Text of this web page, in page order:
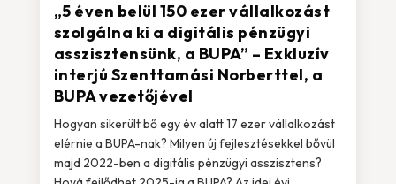
„5 éven belül 150 ezer vállalkozást
szolgálna ki a digitális pénzügyi
asszisztensünk, a BUPA” – Exkluzív
interjú Szenttamási Norberttel, a
BUPA vezetőjével
Hogyan sikerült bő egy év alatt 17 ezer vállalkozást
elérnie a BUPA-nak? Milyen új fejlesztésekkel bővül
majd 2022-ben a digitális pénzügyi asszisztens?